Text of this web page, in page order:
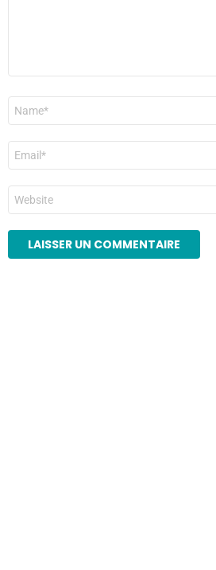
Nom
E-
mail
*
Site
web